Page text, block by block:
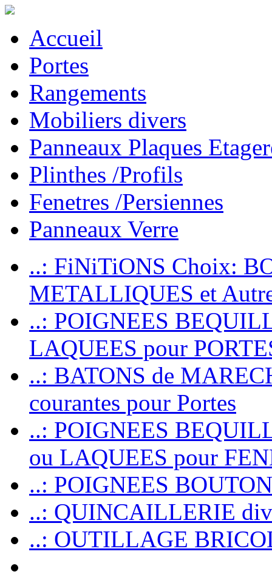
Accueil
Portes
Rangements
Mobiliers divers
Panneaux Plaques
Plinthes /Profils
Fenetres /Persiennes
Panneaux Verre
..: FiNiTiONS Choix:
METALLIQUES et
..: POIGNEES
LAQUEES pour
..: BATONS de
courantes pour Portes
..: POIGNEES
ou LAQUEES pour
..: POIGNEES
..: QUINCAILLERIE
..: OUTILLAGE